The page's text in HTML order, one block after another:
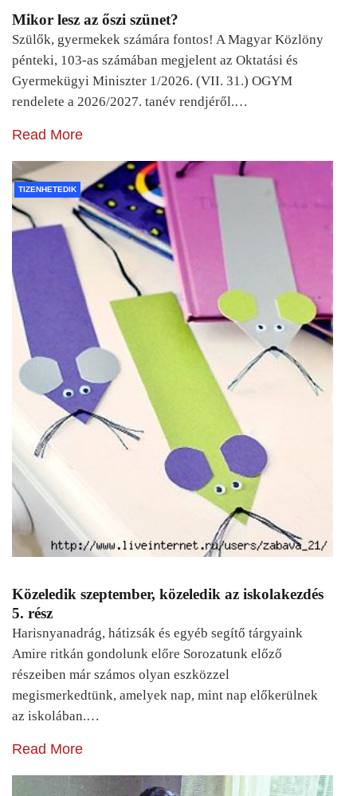
Mikor lesz az őszi szünet?
Szülők, gyermekek számára fontos! A Magyar Közlöny
pénteki, 103-as számában megjelent az Oktatási és
Gyermekügyi Miniszter 1/2026. (VII. 31.) OGYM
rendelete a 2026/2027. tanév rendjéről.…
Read More
TIZENHETEDIK
Közeledik szeptember, közeledik az iskolakezdés
5. rész
Harisnyanadrág, hátizsák és egyéb segítő tárgyaink
Amire ritkán gondolunk előre Sorozatunk előző
részeiben már számos olyan eszközzel
megismerkedtünk, amelyek nap, mint nap előkerülnek
az iskolában.…
Read More